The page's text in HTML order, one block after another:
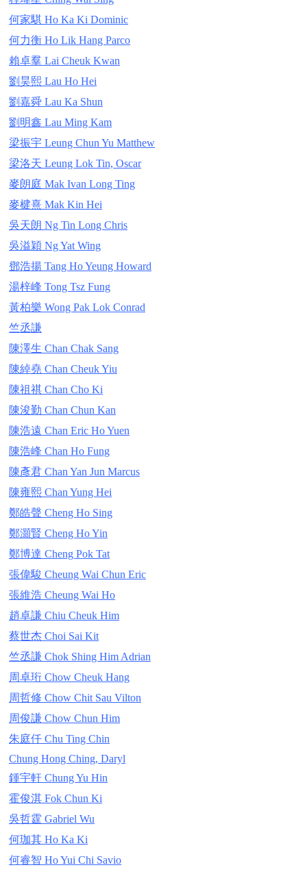
何家騏 Ho Ka Ki Dominic
何力衡 Ho Lik Hang Parco
賴卓羣 Lai Cheuk Kwan
劉昊熙 Lau Ho Hei
劉嘉舜 Lau Ka Shun
劉明鑫 Lau Ming Kam
梁振宇 Leung Chun Yu Matthew
梁洛天 Leung Lok Tin, Oscar
麥朗庭 Mak Ivan Long Ting
麥楗熹 Mak Kin Hei
吳天朗 Ng Tin Long Chris
吳溢穎 Ng Yat Wing
鄧浩揚 Tang Ho Yeung Howard
湯梓峰 Tong Tsz Fung
黃柏樂 Wong Pak Lok Conrad
竺丞謙
陳澤生 Chan Chak Sang
陳綽堯 Chan Cheuk Yiu
陳祖祺 Chan Cho Ki
陳浚勤 Chan Chun Kan
陳浩遠 Chan Eric Ho Yuen
陳浩峰 Chan Ho Fung
陳彥君 Chan Yan Jun Marcus
陳雍熙 Chan Yung Hei
鄭皓聲 Cheng Ho Sing
鄭灝賢 Cheng Ho Yin
鄭博達 Cheng Pok Tat
張偉駿 Cheung Wai Chun Eric
張維浩 Cheung Wai Ho
趙卓謙 Chiu Cheuk Him
蔡世杰 Choi Sai Kit
竺丞謙 Chok Shing Him Adrian
周卓珩 Chow Cheuk Hang
周哲修 Chow Chit Sau Vilton
周俊謙 Chow Chun Him
朱庭仟 Chu Ting Chin
Chung Hong Ching, Daryl
鍾宇軒 Chung Yu Hin
霍俊淇 Fok Chun Ki
吳哲霆 Gabriel Wu
何珈其 Ho Ka Ki
何睿智 Ho Yui Chi Savio